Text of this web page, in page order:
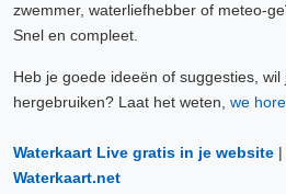
zwemmer, waterliefhebber of meteo-
Snel en compleet.
Heb je goede ideeën of suggesties,
hergebruiken? Laat het weten, we
Waterkaart Live gratis in je website |
Waterkaart.net